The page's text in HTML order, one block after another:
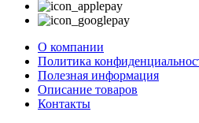
О компании
Политика
Полезная информация
Описание товаров
Контакты